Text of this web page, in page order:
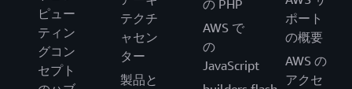
ピュー
ティン
グコン
セプト
テクチ
ャセン
ター
製品と
の PHP
AWS で
の
JavaScript
ポート
の概要
AWS の
アクセ